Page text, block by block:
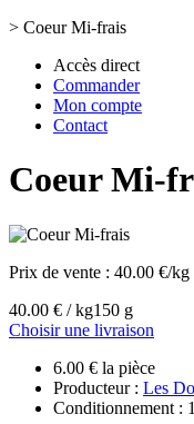
> Coeur Mi-frais
Accès direct
Commander
Mon compte
Contact
Coeur Mi-
Prix de vente : 40.00 €/kg
40.00 € / kg150 g
Choisir une livraison
6.00 € la pièce
Producteur : Les
Conditionnement :